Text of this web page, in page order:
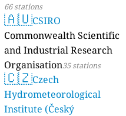
66 stations
🇦🇺CSIRO
Commonwealth Scientific
and Industrial Research
Organisation35 stations
🇨🇿Czech
Hydrometeorological
Institute (Český